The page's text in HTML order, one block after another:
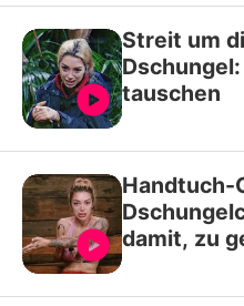
Streit um
tauschen
Handtuch-
damit, zu